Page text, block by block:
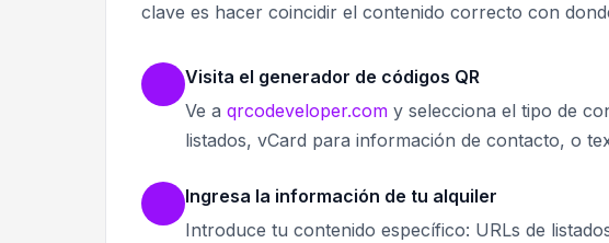
clave es hacer coincidir el contenido correcto con
Visita el generador de códigos QR
Ve a qrcodeveloper.com y selecciona el tipo de
listados, vCard para información de contacto, o
Ingresa la información de tu alquiler
Introduce tu contenido específico: URLs de